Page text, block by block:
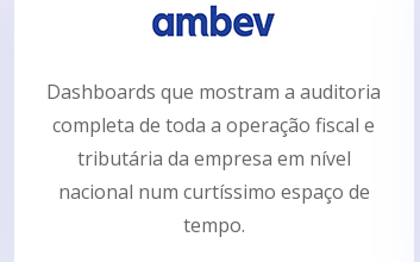
Dashboards que mostram a auditoria
completa de toda a operação fiscal e
tributária da empresa em nível
nacional num curtíssimo espaço de
tempo.